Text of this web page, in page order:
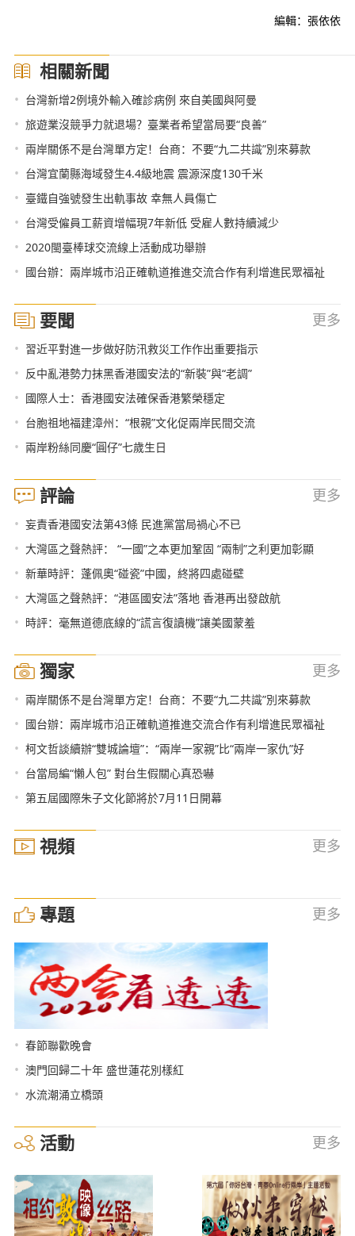
編輯：張依依
相關新聞
• 台灣新增2例境外輸入確診病例 來自美國與阿曼
• 旅遊業沒競爭力就退場？臺業者希望當局要“良善”
• 兩岸關係不是台灣單方定！台商：不要“九二共識”別來募款
• 台灣宜蘭縣海域發生4.4級地震 震源深度130千米
• 臺鐵自強號發生出軌事故 幸無人員傷亡
• 台灣受僱員工薪資增幅現7年新低 受雇人數持續減少
• 2020閩臺棒球交流線上活動成功舉辦
• 國台辦：兩岸城市沿正確軌道推進交流合作有利增進民眾福祉
要聞 更多
• 習近平對進一步做好防汛救災工作作出重要指示
• 反中亂港勢力抹黑香港國安法的“新裝”與“老調”
• 國際人士：香港國安法確保香港繁榮穩定
• 台胞祖地福建漳州：“根親”文化促兩岸民間交流
• 兩岸粉絲同慶“圓仔”七歲生日
評論 更多
• 妄責香港國安法第43條 民進黨當局禍心不已
• 大灣區之聲熱評： “一國”之本更加鞏固 “兩制”之利更加彰顯
• 新華時評：蓬佩奧“碰瓷”中國，終將四處碰壁
• 大灣區之聲熱評：“港區國安法”落地 香港再出發啟航
• 時評：毫無道德底線的“謊言復讀機”讓美國蒙羞
獨家 更多
• 兩岸關係不是台灣單方定！台商：不要“九二共識”別來募款
• 國台辦：兩岸城市沿正確軌道推進交流合作有利增進民眾福祉
• 柯文哲談續辦“雙城論壇”：“兩岸一家親”比“兩岸一家仇”好
• 台當局編“懶人包” 對台生假關心真恐嚇
• 第五屆國際朱子文化節將於7月11日開幕
視頻 更多
專題 更多
• 春節聯歡晚會
• 澳門回歸二十年 盛世蓮花別樣紅
• 水流潮涌立橋頭
活動 更多